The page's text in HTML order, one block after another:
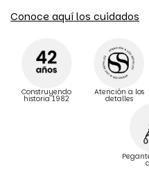
Conoce aquí los cuidados
Construyendo
historia 1982
Atención a los
detalles